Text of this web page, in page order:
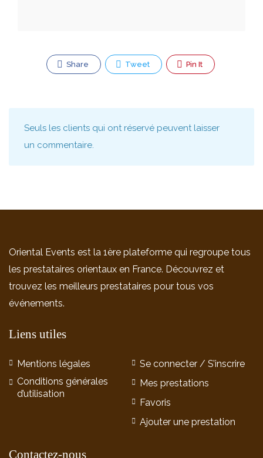
Share Tweet Pin It
Seuls les clients qui ont réservé peuvent laisser
un commentaire.
Oriental Events est la 1ère plateforme qui regroupe tous
les prestataires orientaux en France. Découvrez et
trouvez les meilleurs prestataires pour tous vos
événements.
Liens utiles
Mentions légales
Conditions générales
d’utilisation
Se connecter / S’inscrire
Mes prestations
Favoris
Ajouter une prestation
Contactez-nous